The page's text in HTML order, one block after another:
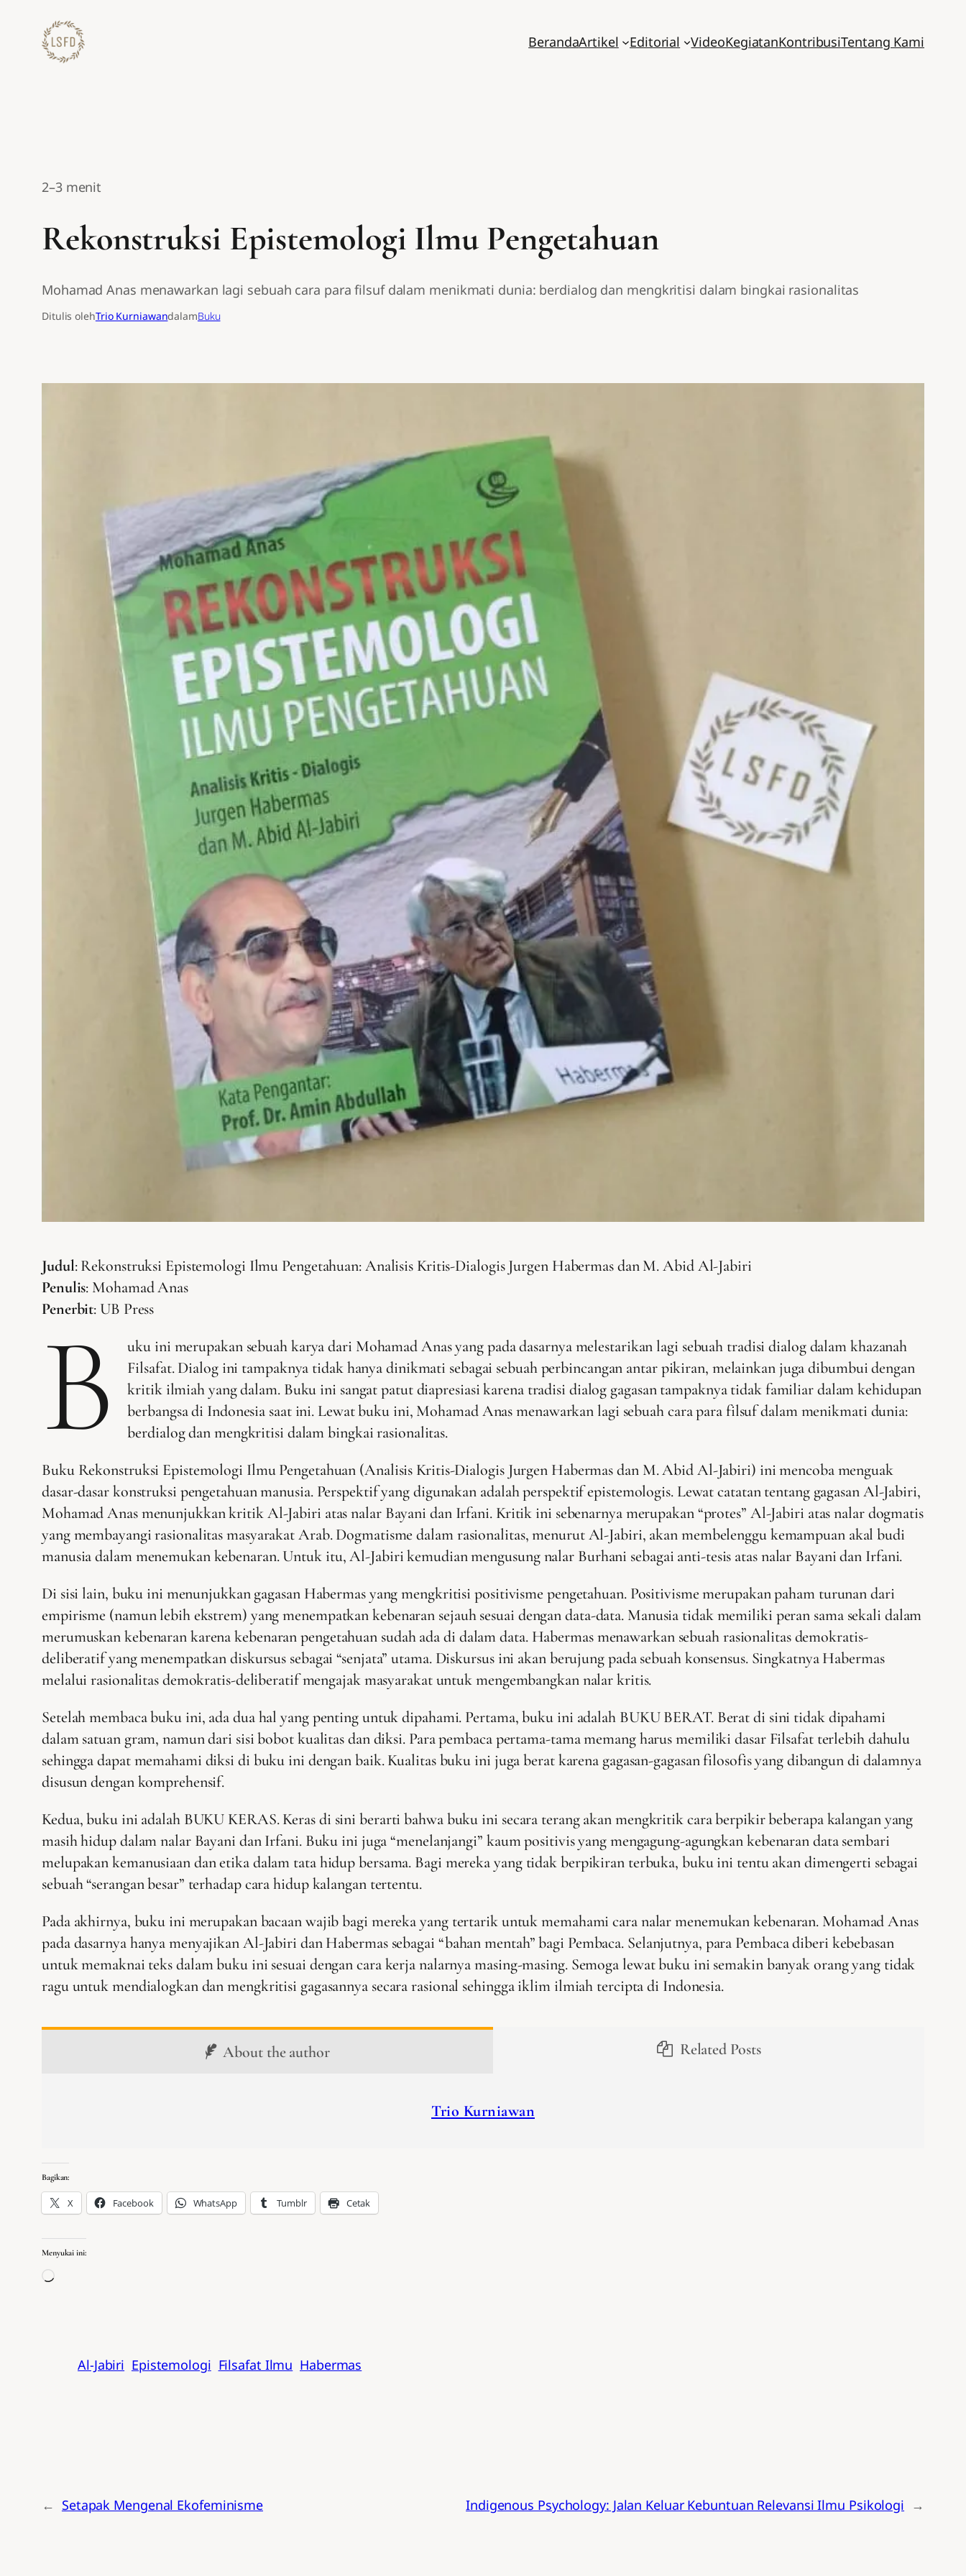
konten
BerandaArtikel Editorial VideoKegiatanKontribusiTentang Kami
2–3 menit
Rekonstruksi Epistemologi Ilmu Pengetahuan
Mohamad Anas menawarkan lagi sebuah cara para filsuf dalam menikmati dunia: berdialog dan mengkritisi dalam bingkai rasionalitas
Ditulis olehTrio KurniawandalamBuku
Judul: Rekonstruksi Epistemologi Ilmu Pengetahuan: Analisis Kritis-Dialogis Jurgen Habermas dan M. Abid Al-Jabiri
Penulis: Mohamad Anas
Penerbit: UB Press
B
uku ini merupakan sebuah karya dari Mohamad Anas yang pada dasarnya melestarikan lagi sebuah tradisi dialog dalam khazanah
Filsafat. Dialog ini tampaknya tidak hanya dinikmati sebagai sebuah perbincangan antar pikiran, melainkan juga dibumbui dengan
kritik ilmiah yang dalam. Buku ini sangat patut diapresiasi karena tradisi dialog gagasan tampaknya tidak familiar dalam kehidupan
berbangsa di Indonesia saat ini. Lewat buku ini, Mohamad Anas menawarkan lagi sebuah cara para filsuf dalam menikmati dunia:
berdialog dan mengkritisi dalam bingkai rasionalitas.
Buku Rekonstruksi Epistemologi Ilmu Pengetahuan (Analisis Kritis-Dialogis Jurgen Habermas dan M. Abid Al-Jabiri) ini mencoba menguak
dasar-dasar konstruksi pengetahuan manusia. Perspektif yang digunakan adalah perspektif epistemologis. Lewat catatan tentang gagasan Al-Jabiri,
Mohamad Anas menunjukkan kritik Al-Jabiri atas nalar Bayani dan Irfani. Kritik ini sebenarnya merupakan “protes” Al-Jabiri atas nalar dogmatis
yang membayangi rasionalitas masyarakat Arab. Dogmatisme dalam rasionalitas, menurut Al-Jabiri, akan membelenggu kemampuan akal budi
manusia dalam menemukan kebenaran. Untuk itu, Al-Jabiri kemudian mengusung nalar Burhani sebagai anti-tesis atas nalar Bayani dan Irfani.
Di sisi lain, buku ini menunjukkan gagasan Habermas yang mengkritisi positivisme pengetahuan. Positivisme merupakan paham turunan dari
empirisme (namun lebih ekstrem) yang menempatkan kebenaran sejauh sesuai dengan data-data. Manusia tidak memiliki peran sama sekali dalam
merumuskan kebenaran karena kebenaran pengetahuan sudah ada di dalam data. Habermas menawarkan sebuah rasionalitas demokratis-
deliberatif yang menempatkan diskursus sebagai “senjata” utama. Diskursus ini akan berujung pada sebuah konsensus. Singkatnya Habermas
melalui rasionalitas demokratis-deliberatif mengajak masyarakat untuk mengembangkan nalar kritis.
Setelah membaca buku ini, ada dua hal yang penting untuk dipahami. Pertama, buku ini adalah BUKU BERAT. Berat di sini tidak dipahami
dalam satuan gram, namun dari sisi bobot kualitas dan diksi. Para pembaca pertama-tama memang harus memiliki dasar Filsafat terlebih dahulu
sehingga dapat memahami diksi di buku ini dengan baik. Kualitas buku ini juga berat karena gagasan-gagasan filosofis yang dibangun di dalamnya
disusun dengan komprehensif.
Kedua, buku ini adalah BUKU KERAS. Keras di sini berarti bahwa buku ini secara terang akan mengkritik cara berpikir beberapa kalangan yang
masih hidup dalam nalar Bayani dan Irfani. Buku ini juga “menelanjangi” kaum positivis yang mengagung-agungkan kebenaran data sembari
melupakan kemanusiaan dan etika dalam tata hidup bersama. Bagi mereka yang tidak berpikiran terbuka, buku ini tentu akan dimengerti sebagai
sebuah “serangan besar” terhadap cara hidup kalangan tertentu.
Pada akhirnya, buku ini merupakan bacaan wajib bagi mereka yang tertarik untuk memahami cara nalar menemukan kebenaran. Mohamad Anas
pada dasarnya hanya menyajikan Al-Jabiri dan Habermas sebagai “bahan mentah” bagi Pembaca. Selanjutnya, para Pembaca diberi kebebasan
untuk memaknai teks dalam buku ini sesuai dengan cara kerja nalarnya masing-masing. Semoga lewat buku ini semakin banyak orang yang tidak
ragu untuk mendialogkan dan mengkritisi gagasannya secara rasional sehingga iklim ilmiah tercipta di Indonesia.
About the author Related Posts
Trio Kurniawan
Bagikan:
X Facebook WhatsApp Tumblr Cetak
Menyukai ini:
Memuat…
Al-Jabiri Epistemologi Filsafat Ilmu Habermas
← Setapak Mengenal Ekofeminisme Indigenous Psychology: Jalan Keluar Kebuntuan Relevansi Ilmu Psikologi →